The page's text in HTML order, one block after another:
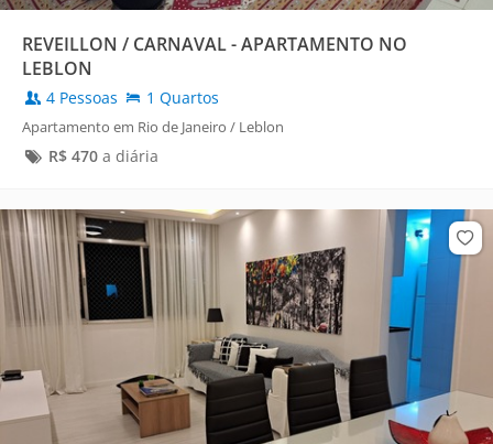
REVEILLON / CARNAVAL - APARTAMENTO NO
LEBLON
4 Pessoas 1 Quartos
Apartamento em Rio de Janeiro / Leblon
R$ 470a diária